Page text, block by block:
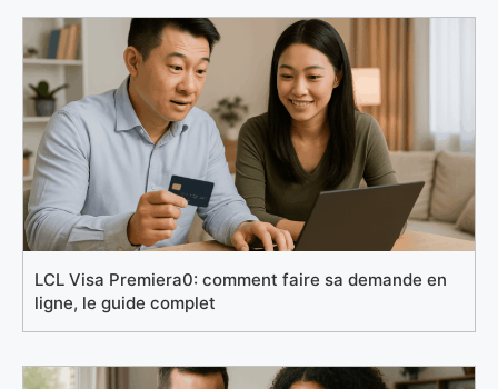
LCL Visa Premiera0: comment faire sa demande en
ligne, le guide complet